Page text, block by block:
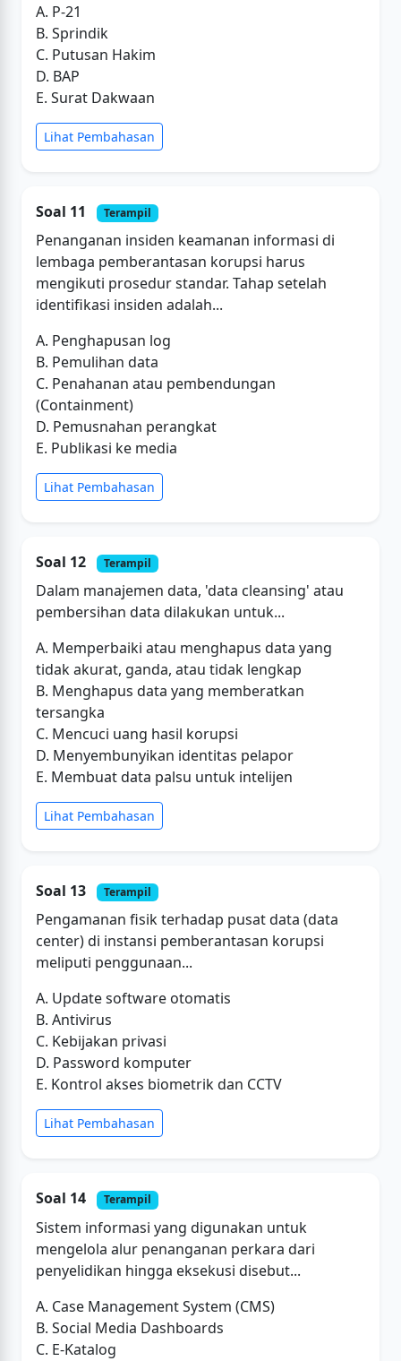
A. P-21
B. Sprindik
C. Putusan Hakim
D. BAP
E. Surat Dakwaan
Lihat Pembahasan
Soal 11 Terampil
Penanganan insiden keamanan informasi di
lembaga pemberantasan korupsi harus
mengikuti prosedur standar. Tahap setelah
identifikasi insiden adalah...
A. Penghapusan log
B. Pemulihan data
C. Penahanan atau pembendungan
(Containment)
D. Pemusnahan perangkat
E. Publikasi ke media
Lihat Pembahasan
Soal 12 Terampil
Dalam manajemen data, 'data cleansing' atau
pembersihan data dilakukan untuk...
A. Memperbaiki atau menghapus data yang
tidak akurat, ganda, atau tidak lengkap
B. Menghapus data yang memberatkan
tersangka
C. Mencuci uang hasil korupsi
D. Menyembunyikan identitas pelapor
E. Membuat data palsu untuk intelijen
Lihat Pembahasan
Soal 13 Terampil
Pengamanan fisik terhadap pusat data (data
center) di instansi pemberantasan korupsi
meliputi penggunaan...
A. Update software otomatis
B. Antivirus
C. Kebijakan privasi
D. Password komputer
E. Kontrol akses biometrik dan CCTV
Lihat Pembahasan
Soal 14 Terampil
Sistem informasi yang digunakan untuk
mengelola alur penanganan perkara dari
penyelidikan hingga eksekusi disebut...
A. Case Management System (CMS)
B. Social Media Dashboards
C. E-Katalog